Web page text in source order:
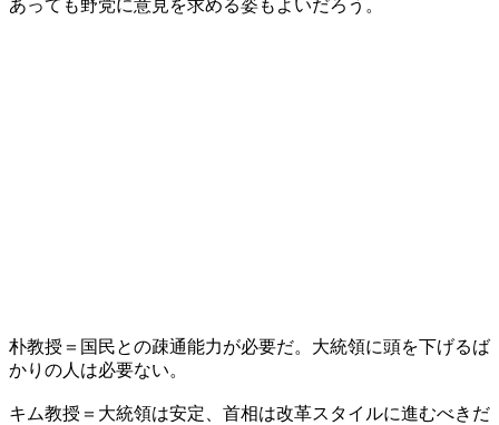
あっても野党に意見を求める姿もよいだろう。
朴教授＝国民との疎通能力が必要だ。大統領に頭を下げるば
かりの人は必要ない。
キム教授＝大統領は安定、首相は改革スタイルに進むべきだ